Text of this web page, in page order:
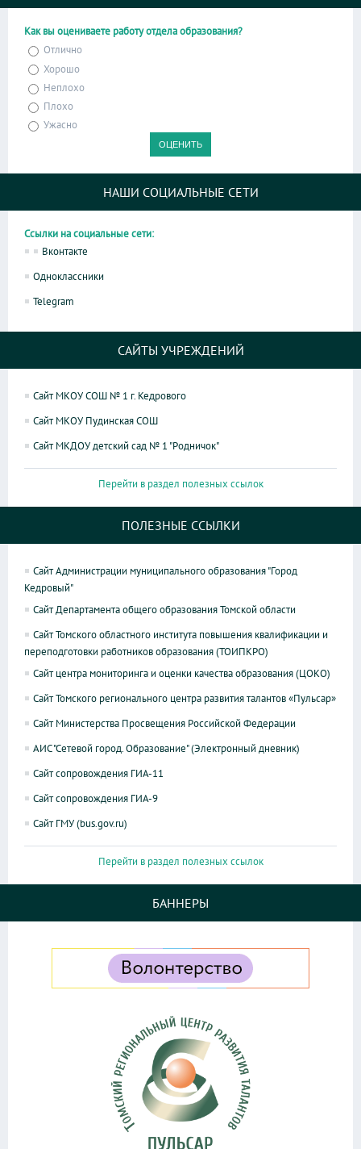
Как вы оцениваете работу отдела образования?
Отлично
Хорошо
Неплохо
Плохо
Ужасно
НАШИ СОЦИАЛЬНЫЕ СЕТИ
Ссылки на социальные сети:
Вконтакте
Одноклассники
Telegram
САЙТЫ УЧРЕЖДЕНИЙ
Сайт МКОУ СОШ № 1 г. Кедрового
Сайт МКОУ Пудинская СОШ
Сайт МКДОУ детский сад № 1 "Родничок"
Перейти в раздел полезных ссылок
ПОЛЕЗНЫЕ ССЫЛКИ
Сайт Администрации муниципального образования "Город
Кедровый"
Сайт Департамента общего образования Томской области
Сайт Томского областного института повышения квалификации и
переподготовки работников образования (ТОИПКРО)
Сайт центра мониторинга и оценки качества образования (ЦОКО)
Сайт Томского регионального центра развития талантов «Пульсар»
Сайт Министерства Просвещения Российской Федерации
АИС "Сетевой город. Образование" (Электронный дневник)
Сайт сопровождения ГИА-11
Сайт сопровождения ГИА-9
Сайт ГМУ (bus.gov.ru)
Перейти в раздел полезных ссылок
БАННЕРЫ